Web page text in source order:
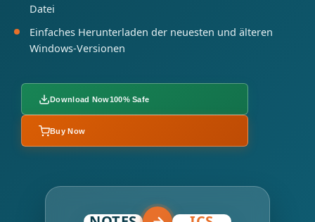
Datei
Einfaches Herunterladen der neuesten und älteren
Windows-Versionen
Download Now100% Safe
Buy Now